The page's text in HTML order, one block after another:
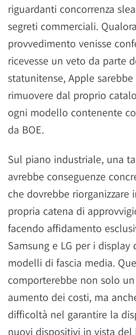
riguardanti concorrenza
segreti commerciali.
provvedimento venisse
ricevesse un veto da parte
statunitense, Apple
rimuovere dal proprio
ogni modello contenente
da BOE.
Sul piano industriale, una
avrebbe conseguenze
che dovrebbe riorganizzare
propria catena di
facendo affidamento
Samsung e LG per i display
modelli di fascia media.
comporterebbe non solo
aumento dei costi, ma
difficoltà nel garantire la
nuovi dispositivi in vista